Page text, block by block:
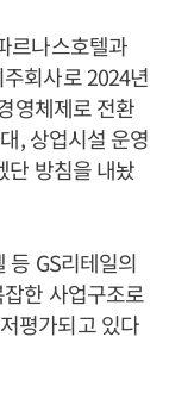
르나스호텔과
회사로 2024년
영체제로 전환
, 상업시설 운영
단 방침을 내놨
등 GS리테일의
한 사업구조로
평가되고 있다